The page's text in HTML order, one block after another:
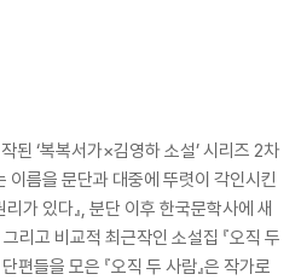
된 ‘복복서가×김영하 소설’ 시리즈 2차
이름을 문단과 대중에 뚜렷이 각인시킨
가 있다』, 분단 이후 한국문학사에 새
리고 비교적 최근작인 소설집 『오직 두
편들을 모은 『오직 두 사람』은 작가로